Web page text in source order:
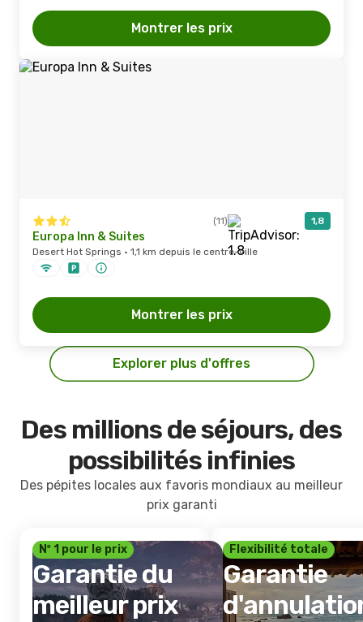
Montrer les prix
(11) 1,8
Europa Inn & Suites
Desert Hot Springs · 1,1 km depuis le centre-ville
Montrer les prix
Explorer plus d'offres
Des millions de séjours, des
possibilités infinies
Des pépites locales aux favoris mondiaux au meilleur
prix garanti
Nº 1 pour le prix
Garantie du
meilleur prix
Flexibilité totale
Garantie